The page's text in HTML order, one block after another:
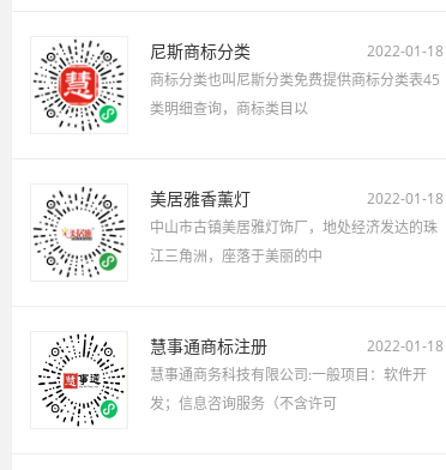
尼斯商标分类
2022-01-18
商标分类也叫尼斯分类免费提供商标分类表45
类明细查询，商标类目以
美居雅香薰灯
2022-01-18
中山市古镇美居雅灯饰厂，地处经济发达的珠
江三角洲，座落于美丽的中
慧事通商标注册
2022-01-18
慧事通商务科技有限公司:一般项目：软件开
发；信息咨询服务（不含许可